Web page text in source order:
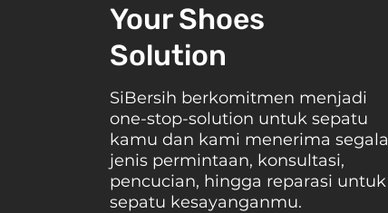
Your Shoes
Solution
SiBersih berkomitmen menjadi
one-stop-solution untuk sepatu
kamu dan kami menerima segala
jenis permintaan, konsultasi,
pencucian, hingga reparasi untuk
sepatu kesayanganmu.